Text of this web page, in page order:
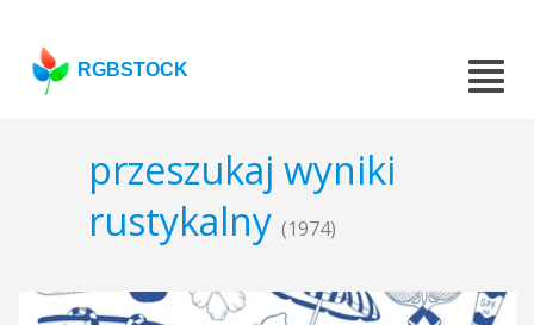
RGBSTOCK
przeszukaj wyniki
rustykalny (1974)